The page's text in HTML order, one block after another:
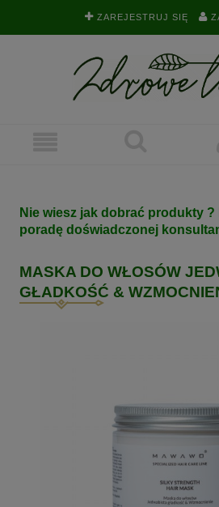
ZAREJESTRUJ SIĘ
Nie wiesz jak dobrać produkty ?
poradę doświadczonej
MASKA DO WŁOSÓW
GŁADKOŚĆ &